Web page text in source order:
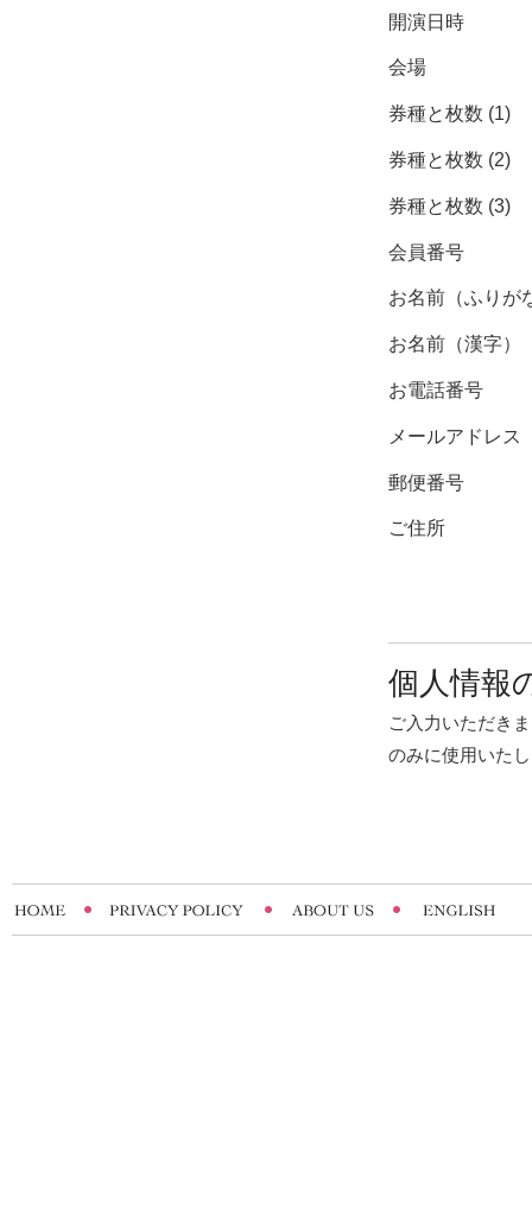
開演日時
会場
券種と枚数 (1)
券種と枚数 (2)
券種と枚数 (3)
会員番号
お名前（ふりが
お名前（漢字）
お電話番号
メールアドレス
郵便番号
ご住所
個人情報
ご入力いただき
のみに使用いた